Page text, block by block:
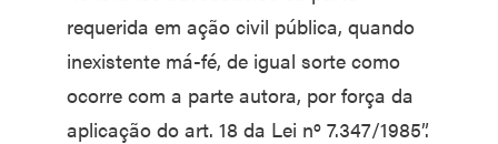
requerida em ação civil pública, quando
inexistente má-fé, de igual sorte como
ocorre com a parte autora, por força da
aplicação do art. 18 da Lei nº 7.347/1985”.